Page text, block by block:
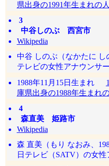
県出身の1991年生まれの人
3
中谷しのぶ 西宮市
Wikipedia
中谷 しのぶ（なかたに し
テレビの女性アナウンサー
1988年11月15日生まれ
庫県出身の1988年生まれ
4
森直美 姫路市
Wikipedia
森 直美（もり なおみ、
日テレビ（SATV）の女性